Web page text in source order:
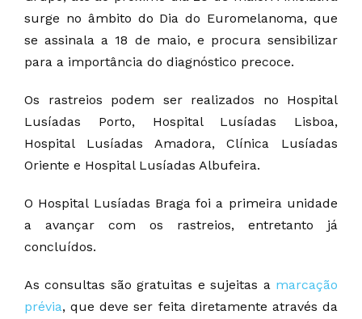
surge no âmbito do Dia do Euromelanoma, que
se assinala a 18 de maio, e procura sensibilizar
para a importância do diagnóstico precoce.
Os rastreios podem ser realizados no Hospital
Lusíadas Porto, Hospital Lusíadas Lisboa,
Hospital Lusíadas Amadora, Clínica Lusíadas
Oriente e Hospital Lusíadas Albufeira.
O Hospital Lusíadas Braga foi a primeira unidade
a avançar com os rastreios, entretanto já
concluídos.
As consultas são gratuitas e sujeitas a marcação
prévia, que deve ser feita diretamente através da